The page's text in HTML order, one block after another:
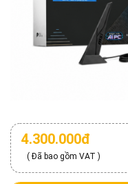
4.300.000đ
( Đã bao gồm VAT )